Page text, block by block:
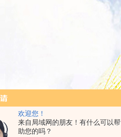
欢迎您！
来自局域网的朋友！有什么可以帮
助您的吗？